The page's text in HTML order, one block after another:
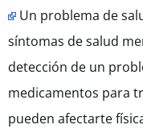
Un problema de
síntomas de salud
detección de un
medicamentos para
pueden afectarte